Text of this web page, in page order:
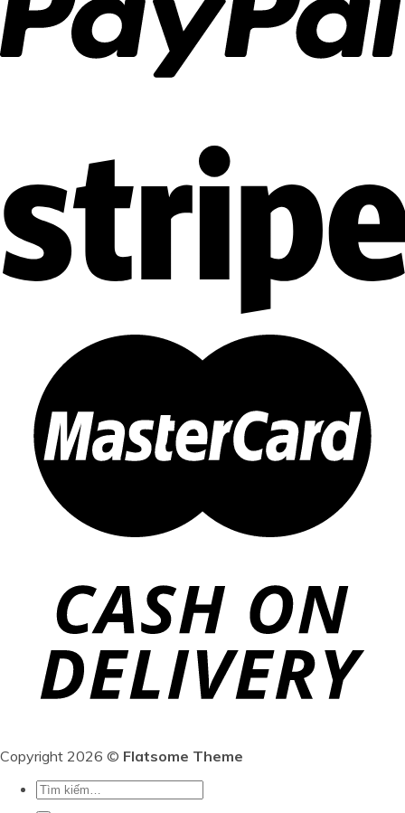
Copyright 2026 © Flatsome Theme
Tìm